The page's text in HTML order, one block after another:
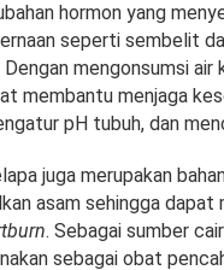
hormon yang
seperti sembelit
Dengan mengonsumsi air
membantu menjaga
pH tubuh, dan
juga merupakan
asam sehingga dapat
. Sebagai sumber
sebagai obat